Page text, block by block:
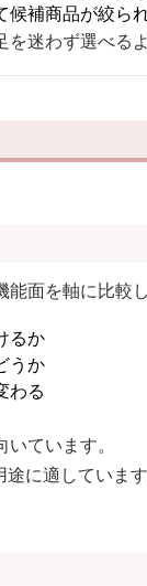
候補商品が絞ら
迷わず選べる
面を軸に比較し
るか
うか
わる
ています。
に適しています